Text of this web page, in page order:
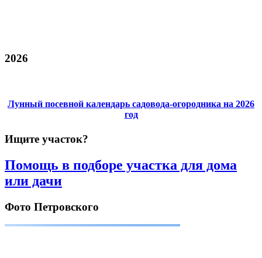
2026
Лунный посевной календарь садовода-огородника на 2026
год
Ищите участок?
Помощь в подборе участка для дома
или дачи
Фото Петровского